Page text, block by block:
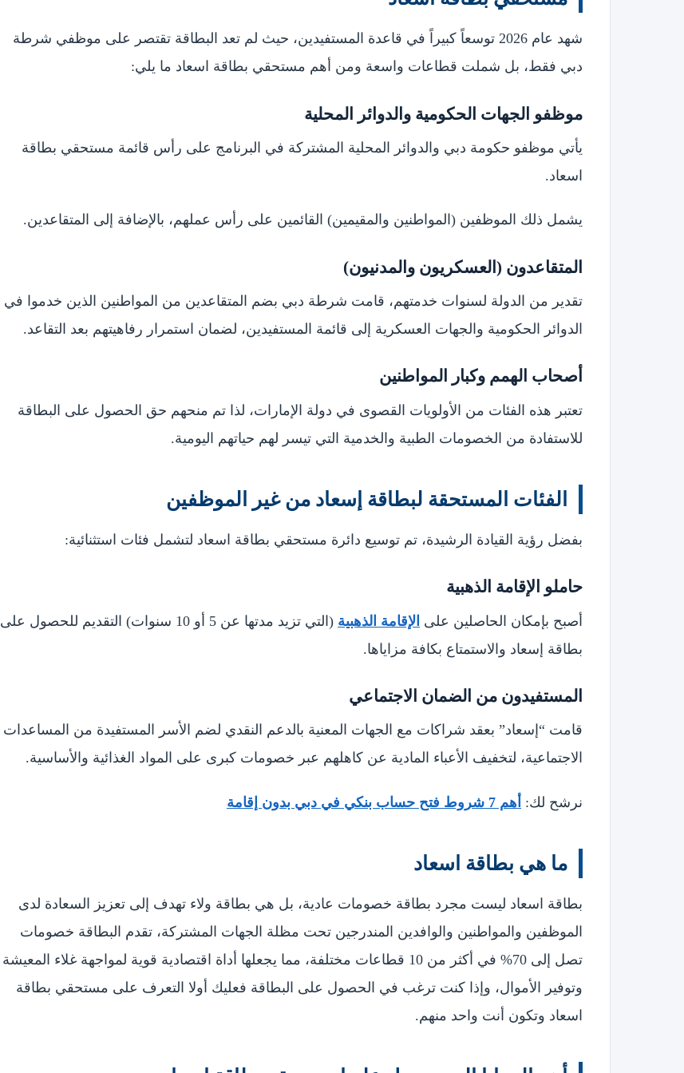
شهد عام 2026 توسعاً كبيراً في قاعدة المستفيدين، حيث لم تعد البطاقة تقتصر على موظفي شرطة
دبي فقط، بل شملت قطاعات واسعة ومن أهم مستحقي بطاقة اسعاد ما يلي:
موظفو الجهات الحكومية والدوائر المحلية
يأتي موظفو حكومة دبي والدوائر المحلية المشتركة في البرنامج على رأس قائمة مستحقي بطاقة
اسعاد.
يشمل ذلك الموظفين (المواطنين والمقيمين) القائمين على رأس عملهم، بالإضافة إلى المتقاعدين.
المتقاعدون (العسكريون والمدنيون)
تقدير من الدولة لسنوات خدمتهم، قامت شرطة دبي بضم المتقاعدين من المواطنين الذين خدموا في
الدوائر الحكومية والجهات العسكرية إلى قائمة المستفيدين، لضمان استمرار رفاهيتهم بعد التقاعد.
أصحاب الهمم وكبار المواطنين
تعتبر هذه الفئات من الأولويات القصوى في دولة الإمارات، لذا تم منحهم حق الحصول على البطاقة
للاستفادة من الخصومات الطبية والخدمية التي تيسر لهم حياتهم اليومية.
الفئات المستحقة لبطاقة إسعاد من غير الموظفين
بفضل رؤية القيادة الرشيدة، تم توسيع دائرة مستحقي بطاقة اسعاد لتشمل فئات استثنائية:
حاملو الإقامة الذهبية
أصبح بإمكان الحاصلين على الإقامة الذهبية
(التي تزيد مدتها عن 5 أو 10 سنوات) التقديم للحصول على
بطاقة إسعاد والاستمتاع بكافة مزاياها.
المستفيدون من الضمان الاجتماعي
قامت “إسعاد” بعقد شراكات مع الجهات المعنية بالدعم النقدي لضم الأسر المستفيدة من المساعدات
الاجتماعية، لتخفيف الأعباء المادية عن كاهلهم عبر خصومات كبرى على المواد الغذائية والأساسية.
نرشح لك: أهم 7 شروط فتح حساب بنكي في دبي بدون إقامة
ما هي بطاقة اسعاد
بطاقة اسعاد ليست مجرد بطاقة خصومات عادية، بل هي بطاقة ولاء تهدف إلى تعزيز السعادة لدى
الموظفين والمواطنين والوافدين المندرجين تحت مظلة الجهات المشتركة، تقدم البطاقة خصومات
تصل إلى 70% في أكثر من 10 قطاعات مختلفة، مما يجعلها أداة اقتصادية قوية لمواجهة غلاء المعيشة
وتوفير الأموال، وإذا كنت ترغب في الحصول على البطاقة فعليك أولا التعرف على مستحقي بطاقة
اسعاد وتكون أنت واحد منهم.